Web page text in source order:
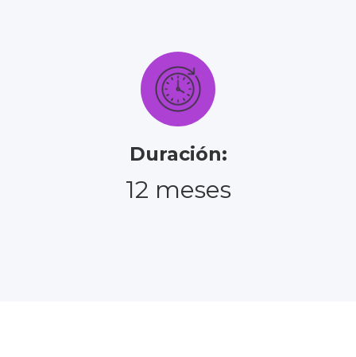
Duración:
12 meses